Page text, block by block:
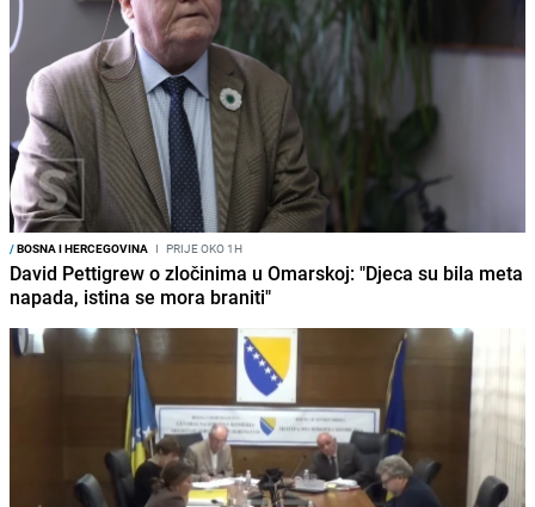
/BOSNA I HERCEGOVINA I PRIJE OKO 1H
David Pettigrew o zločinima u Omarskoj: "Djeca su bila meta
napada, istina se mora braniti"